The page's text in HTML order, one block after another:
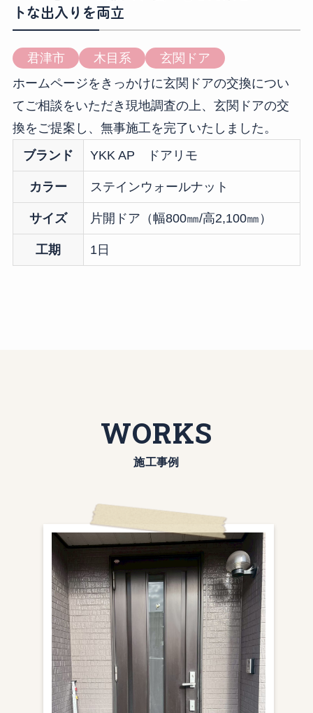
トな出入りを両立
君津市 木目系
玄関ドア
ホームページをきっかけに玄関ドアの交換につい
てご相談をいただき現地調査の上、玄関ドアの交
換をご提案し、無事施工を完了いたしました。
ブランド
YKK AP ドアリモ
カラー ステインウォールナット
サイズ 片開ドア（幅800㎜/高2,100㎜）
工期 1日
WORKS
施工事例